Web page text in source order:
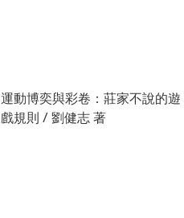
運動博奕與彩卷：莊家不說的遊
戲規則 / 劉健志 著